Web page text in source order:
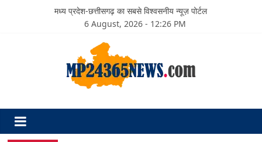
मध्य प्रदेश-छत्तीसगढ़ का सबसे विश्वसनीय न्यूज़ पोर्टल
6 August, 2026 - 12:26 PM